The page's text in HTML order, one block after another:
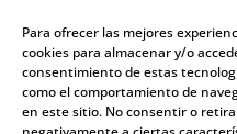
Para ofrecer las mejores
cookies para almacenar y/o
consentimiento de estas
como el comportamiento de
en este sitio. No consentir o
CONTACTO
Av. Virgen del Val, 51
Alcalá de Henares,